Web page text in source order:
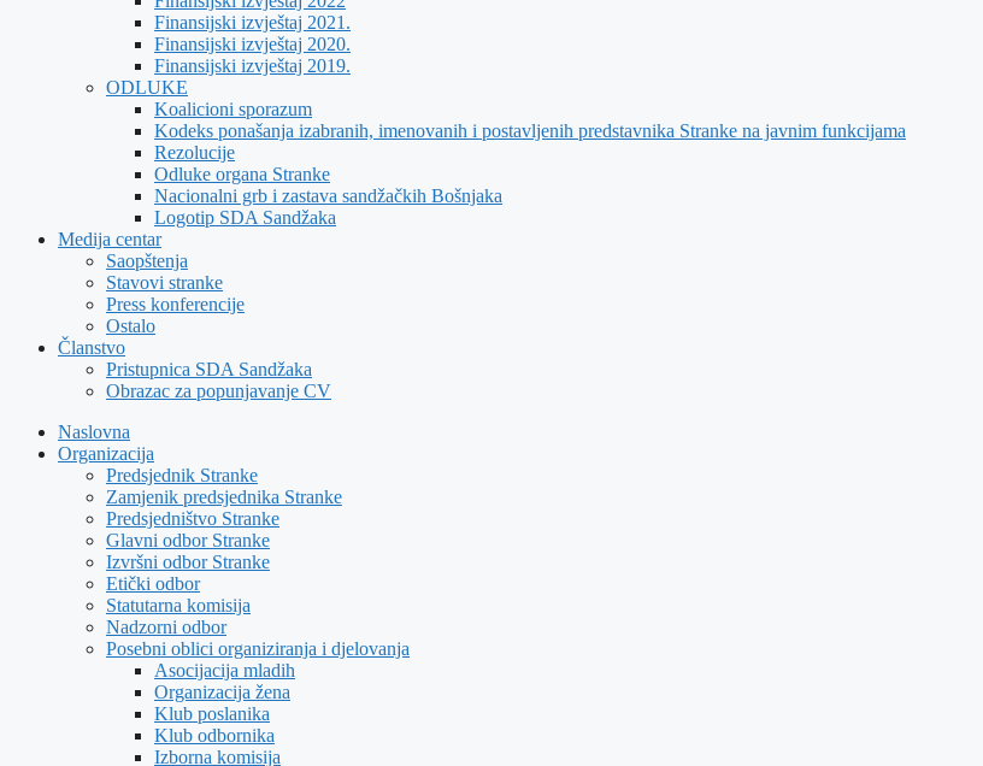
Finansijski izvještaj 2021.
Finansijski izvještaj 2020.
Finansijski izvještaj 2019.
ODLUKE
Koalicioni sporazum
Kodeks ponašanja izabranih, imenovanih i postavljenih predstavnika Stranke na javnim funkcijama
Rezolucije
Odluke organa Stranke
Nacionalni grb i zastava sandžačkih Bošnjaka
Logotip SDA Sandžaka
Medija centar
Saopštenja
Stavovi stranke
Press konferencije
Ostalo
Članstvo
Pristupnica SDA Sandžaka
Obrazac za popunjavanje CV
Naslovna
Organizacija
Predsjednik Stranke
Zamjenik predsjednika Stranke
Predsjedništvo Stranke
Glavni odbor Stranke
Izvršni odbor Stranke
Etički odbor
Statutarna komisija
Nadzorni odbor
Posebni oblici organiziranja i djelovanja
Asocijacija mladih
Organizacija žena
Klub poslanika
Klub odbornika
Izborna komisija